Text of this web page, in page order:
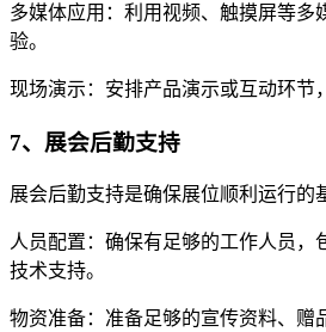
多媒体应用：利用视频、触摸屏等多
验。
现场演示：安排产品演示或互动环节
7、展会后勤支持
展会后勤支持是确保展位顺利运行的
人员配置：确保有足够的工作人员，
技术支持。
物资准备：准备足够的宣传资料、赠